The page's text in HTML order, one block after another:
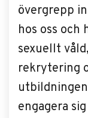
övergrepp
hos oss
sexuellt
rekrytering
engagera